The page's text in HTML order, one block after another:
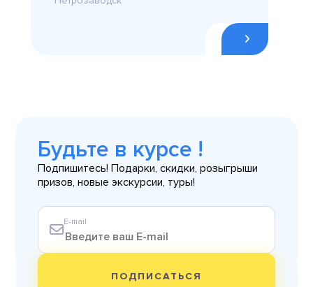
Будьте в курсе !
Подпишитесь! Подарки, скидки, розыгрыши
призов, новые экскурсии, туры!
E-mail
ПОДПИСАТЬСЯ